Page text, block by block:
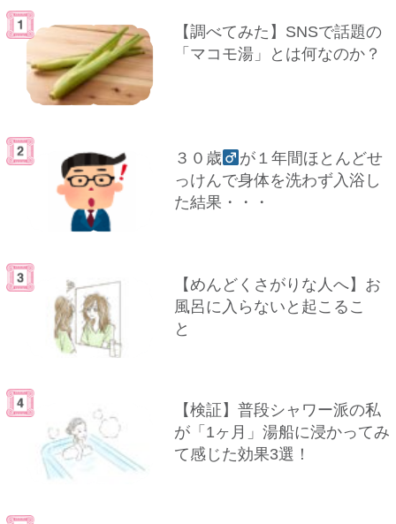
【調べてみた】SNSで話題の
「マコモ湯」とは何なのか？
３０歳
が１年間ほとんどせ
っけんで身体を洗わず入浴し
た結果・・・
【めんどくさがりな人へ】お
風呂に入らないと起こるこ
と
【検証】普段シャワー派の私
が「1ヶ月」湯船に浸かってみ
て感じた効果3選！